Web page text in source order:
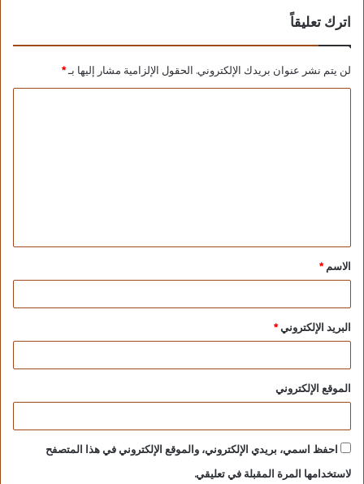
اترك تعليقاً
لن يتم نشر عنوان بريدك الإلكتروني. الحقول الإلزامية مشار إليها بـ*
الاسم*
البريد الإلكتروني*
الموقع الإلكتروني
احفظ اسمي، بريدي الإلكتروني، والموقع الإلكتروني في هذا المتصفح
لاستخدامها المرة المقبلة في تعليقي.